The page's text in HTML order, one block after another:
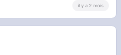
il y a 2 mois